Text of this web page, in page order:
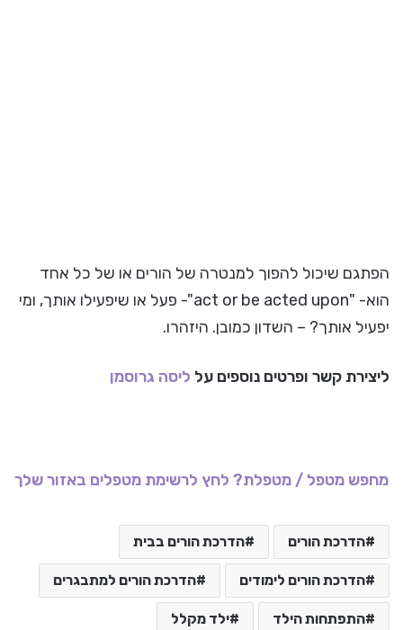
הפתגם שיכול להפוך למנטרה של הורים או של כל אחד
הוא- "act or be acted upon"- פעל או שיפעילו אותך, ומי
יפעיל אותך? – השדון כמובן. היזהרו.
ליצירת קשר ופרטים נוספים על ליסה גרוסמן
מחפש מטפל / מטפלת? לחץ לרשימת מטפלים באזור שלך
הדרכת הורים הדרכת הורים בבית
הדרכת הורים לימודים הדרכת הורים למתבגרים
התפתחות הילד ילד מקלל